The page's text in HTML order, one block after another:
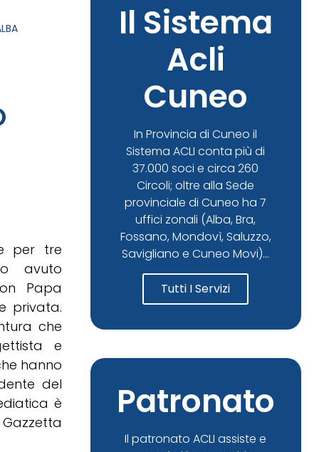
per tre
avuto
Papa
privata.
che
e
hanno
del
è
Il Sistema
Acli
Cuneo
In Provincia di Cuneo il
Sistema ACLI conta più di
37.000 soci e circa 260
Circoli; oltre alla Sede
provinciale di Cuneo ha 7
uffici zonali (Alba, Bra,
Fossano, Mondovì, Saluzzo,
Savigliano e Cuneo Movi)...
Tutti I Servizi
Patronato
Il patronato ACLI assiste e